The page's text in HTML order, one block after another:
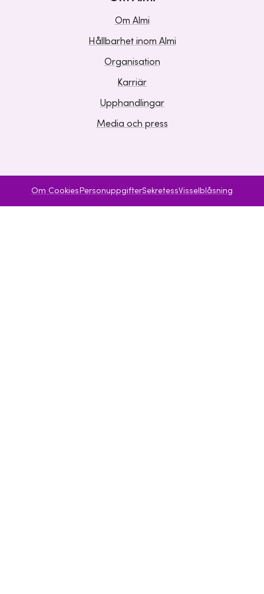
Om Almi
Hållbarhet inom Almi
Organisation
Karriär
Upphandlingar
Media och press
Om CookiesPersonuppgifterSekretessVisselblåsning